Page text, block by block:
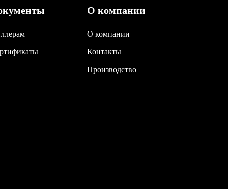
О компании
О компании
Контакты
Производство